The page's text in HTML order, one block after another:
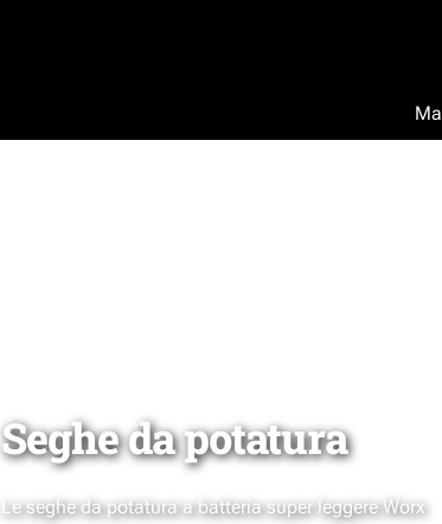
Seghe da potatura
Le seghe da potatura a batteria super leggere Worx